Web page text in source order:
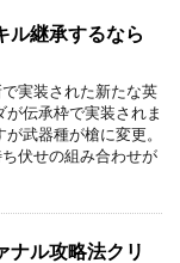
ル継承するなら
実装された新たな英
伝承枠で実装されま
武器種が槍に変更。
伏せの組み合わせが
ナル攻略法クリ